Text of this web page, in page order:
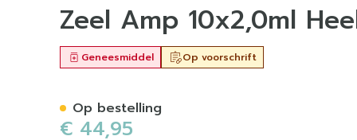
Zeel Amp 10x2,0ml
Op voorschrift
Geneesmiddel
€ 44,95
Op bestelling